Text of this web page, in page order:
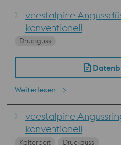
voestalpine
konventionell
Druckguss
Weiterlesen
voestalpine
konventionell
Kaltarbeit Druckguss